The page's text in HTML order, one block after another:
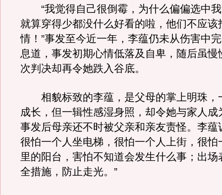
“我觉得自己很倒霉，为什么偏偏选中我
就算穿得少都没什么好看的啦，他们不应该
情！”事发至今近一年，李蕴仍未从伤害中
息道，事发初期心情低落及自卑，随后虽慢
次判决却再令她跌入谷底。
相貌标致的李蕴，是父母的掌上明珠，
成长，但一辑性感湿身照，却令她与家人成
事发后母亲还不时被父亲和亲友责怪。李蕴
很怕一个人坐电梯，很怕一个人上街，很怕
里的阳台，害怕不知道会发生什么事；出场
全措施，防止走光。”